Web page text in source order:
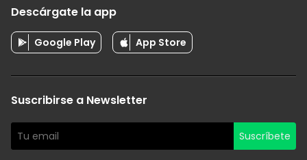
Descárgate la app
Google Play App Store
Suscribirse a Newsletter
Suscríbete